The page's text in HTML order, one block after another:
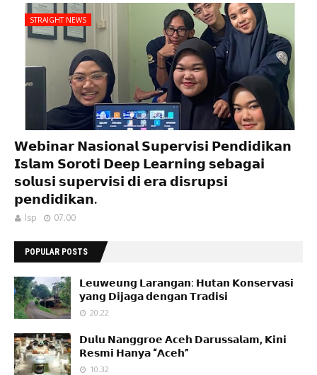
STRAIGHT NEWS
𝗪𝗲𝗯𝗶𝗻𝗮𝗿 𝗡𝗮𝘀𝗶𝗼𝗻𝗮𝗹 𝗦𝘂𝗽𝗲𝗿𝘃𝗶𝘀𝗶 𝗣𝗲𝗻𝗱𝗶𝗱𝗶𝗸𝗮𝗻
𝗜𝘀𝗹𝗮𝗺 𝗦𝗼𝗿𝗼𝘁𝗶 𝗗𝗲𝗲𝗽 𝗟𝗲𝗮𝗿𝗻𝗶𝗻𝗴 𝘀𝗲𝗯𝗮𝗴𝗮𝗶
𝘀𝗼𝗹𝘂𝘀𝗶 𝘀𝘂𝗽𝗲𝗿𝘃𝗶𝘀𝗶 𝗱𝗶 𝗲𝗿𝗮 𝗱𝗶𝘀𝗿𝘂𝗽𝘀𝗶
𝗽𝗲𝗻𝗱𝗶𝗱𝗶𝗸𝗮𝗻.
lsp 07.00
POPULAR POSTS
𝗟𝗲𝘂𝘄𝗲𝘂𝗻𝗴 𝗟𝗮𝗿𝗮𝗻𝗴𝗮𝗻: 𝗛𝘂𝘁𝗮𝗻 𝗞𝗼𝗻𝘀𝗲𝗿𝘃𝗮𝘀𝗶
𝘆𝗮𝗻𝗴 𝗗𝗶𝗷𝗮𝗴𝗮 𝗱𝗲𝗻𝗴𝗮𝗻 𝗧𝗿𝗮𝗱𝗶𝘀𝗶
20.22
𝗗𝘂𝗹𝘂 𝗡𝗮𝗻𝗴𝗴𝗿𝗼𝗲 𝗔𝗰𝗲𝗵 𝗗𝗮𝗿𝘂𝘀𝘀𝗮𝗹𝗮𝗺, 𝗞𝗶𝗻𝗶
𝗥𝗲𝘀𝗺𝗶 𝗛𝗮𝗻𝘆𝗮 “𝗔𝗰𝗲𝗵”
10.32